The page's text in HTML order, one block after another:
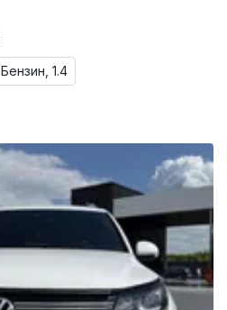
Бензин, 1.4